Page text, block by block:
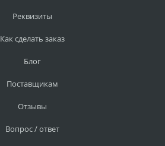
Реквизиты
Как сделать заказ
Блог
Поставщикам
Отзывы
Вопрос / ответ